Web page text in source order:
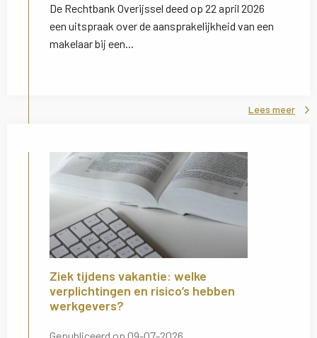
De Rechtbank Overijssel deed op 22 april 2026
een uitspraak over de aansprakelijkheid van een
makelaar bij een...
Lees meer
Ziek tijdens vakantie: welke
verplichtingen en risico’s hebben
werkgevers?